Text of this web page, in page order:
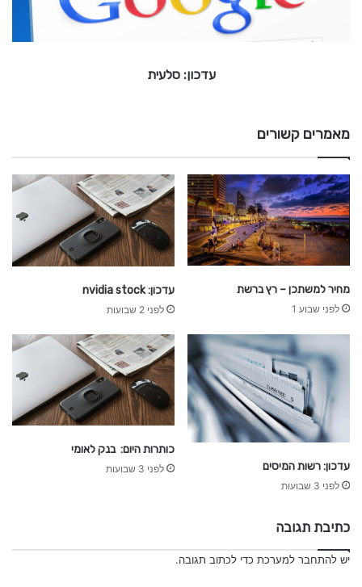
עדכון: סלעית
מאמרים קשורים
מחיר למשתכן – רץ ברשת
לפני שבוע 1
עדכון: nvidia stock
לפני 2 שבועות
עדכון: רשות המיסים
לפני 3 שבועות
כותרות היום: בנק לאומי
לפני 3 שבועות
כתיבת תגובה
יש להתחבר למערכת כדי לכתוב תגובה.